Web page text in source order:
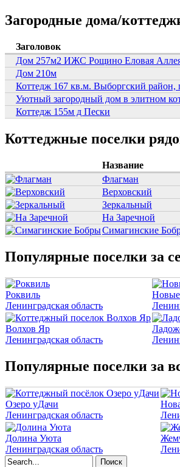
Загородные дома/
Заголовок
Дом 257м2 ИЖС Рощино Еловая
Дом 210м
Коттедж 167 кв.м. Выборгский район,
Уютный загородный дом в элитном
Коттедж 155м д Пески
Коттеджные поселки
Название
Флагман
Верховский
Зеркальный
На Заречной
Симагинские
Популярные поселки за
Роквиль
Ленинградская область
Волхов Яр
Ленинградская область
Популярные поселки за
Озеро уДачи
Ленинградская область
Долина Уюта
Ленинградская область